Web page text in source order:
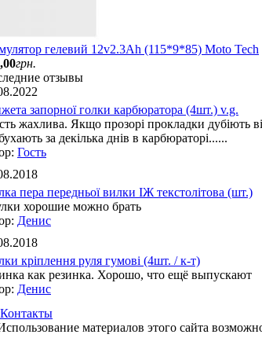
гелевий 12v2.3Ah (115*9*85) Moto Tech
,00грн.
отзывы
запорної голки карбюратора (4шт.) v.g.
жахлива. Якщо прозорі прокладки дубіють
за декілька днів в карбюраторі......
Гость
пера передньої вилки ІЖ текстолітова (шт.)
хорошие можно брать
Денис
кріплення руля гумові (4шт. / к-т)
как резинка. Хорошо, что ещё выпускают
Денис
Контакты
материалов этого сайта